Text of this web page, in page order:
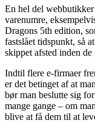
En hel del
varenumre,
Dragons 5th edition,
fastslået tidspunkt, så
skippet afsted inden de
Indtil flere e-firmaer
er det betinget af at
bør man beslutte sig
mange gange – om
blive at få dem til at